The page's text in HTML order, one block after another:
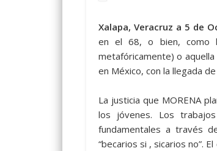
Xalapa, Veracruz a 5 de
en el 68, o bien, como
metafóricamente) o
en México, con la llegada
La justicia que MORENA
los jóvenes. Los
fundamentales a través
“becarios si , sicarios no”.